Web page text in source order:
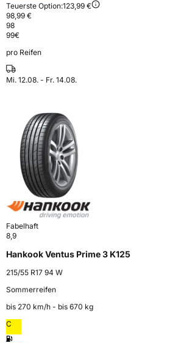
Teuerste Option:123,99 €
98,99 €
98
99€
pro Reifen
Mi. 12.08. - Fr. 14.08.
Fabelhaft
8,9
Hankook Ventus Prime 3 K125
215/55 R17 94 W
Sommerreifen
bis 270 km⁠/⁠h - bis 670 kg
C